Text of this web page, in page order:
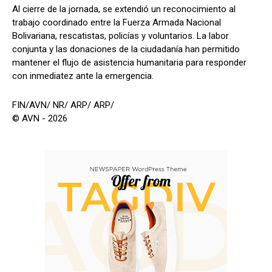
Al cierre de la jornada, se extendió un reconocimiento al
trabajo coordinado entre la Fuerza Armada Nacional
Bolivariana, rescatistas, policías y voluntarios. La labor
conjunta y las donaciones de la ciudadanía han permitido
mantener el flujo de asistencia humanitaria para responder
con inmediatez ante la emergencia.
FIN/AVN/ NR/ ARP/ ARP/
© AVN - 2026